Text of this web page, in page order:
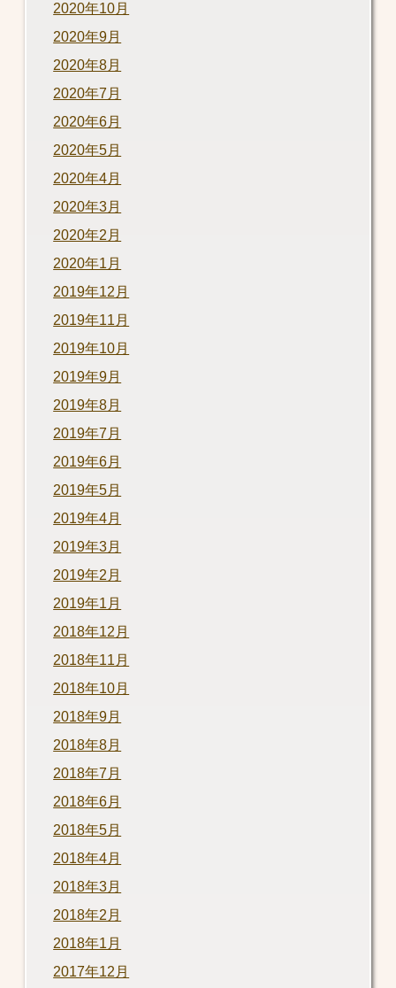
2020年10月
2020年9月
2020年8月
2020年7月
2020年6月
2020年5月
2020年4月
2020年3月
2020年2月
2020年1月
2019年12月
2019年11月
2019年10月
2019年9月
2019年8月
2019年7月
2019年6月
2019年5月
2019年4月
2019年3月
2019年2月
2019年1月
2018年12月
2018年11月
2018年10月
2018年9月
2018年8月
2018年7月
2018年6月
2018年5月
2018年4月
2018年3月
2018年2月
2018年1月
2017年12月